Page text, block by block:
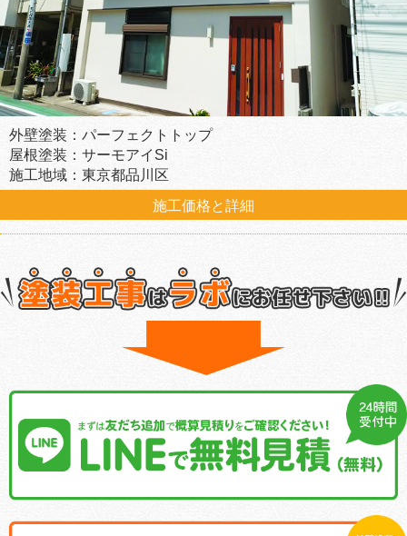
外壁塗装：パーフェクトトップ
屋根塗装：サーモアイSi
施工地域：東京都品川区
施工価格と詳細